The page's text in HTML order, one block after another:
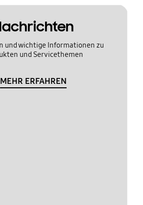
und wichtige Informationen zu
und Servicethemen
MEHR ERFAHREN